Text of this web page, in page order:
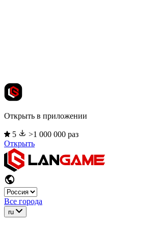
Открыть в приложении
5
>1 000 000 раз
Открыть
Все города
ru